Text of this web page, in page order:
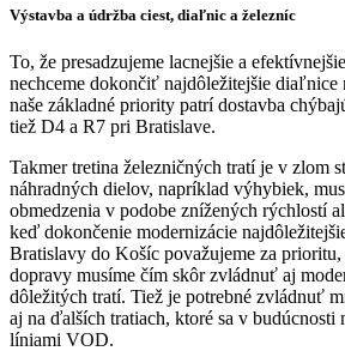
Výstavba a údržba ciest, diaľnic a železníc
To, že presadzujeme lacnejšie a
nechceme dokončiť najdôležitejšie diaľnice
naše základné priority patrí dostavba
tiež D4 a R7 pri Bratislave.
Takmer tretina železničných tratí je v zlom
náhradných dielov, napríklad výhybiek,
obmedzenia v podobe znížených rýchlostí
keď dokončenie modernizácie
Bratislavy do Košíc považujeme za
dopravy musíme čím skôr zvládnuť aj
dôležitých tratí. Tiež je potrebné zvládnuť
aj na ďalších tratiach, ktoré sa v budúcnosti
líniami VOD.